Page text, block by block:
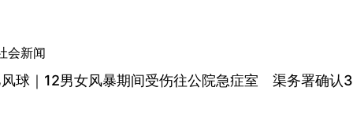
会新闻
球｜12男女风暴期间受伤往公院急症室 渠务署确认